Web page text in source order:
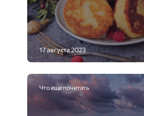
17 августа 2023
Что еще почитать